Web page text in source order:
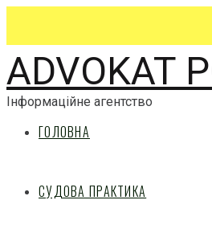
ADVOKAT
Інформаційне агентство
ГОЛОВНА
СУДОВА ПРАКТИКА